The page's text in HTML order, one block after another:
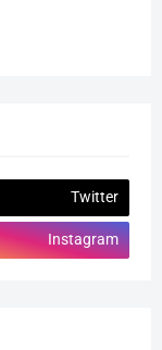
Twitter
Instagram